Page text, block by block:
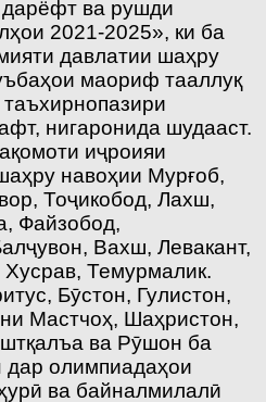
ва рушди
2021-2025», ки ба
давлатии шаҳру
маориф тааллуқ
нигаронида шудааст.
иҷроияи
навоҳии Мурғоб,
Тоҷикобод, Лахш,
Файзобод,
Вахш, Левакант,
Темурмалик.
Бӯстон, Гулистон,
Мастчоҳ, Шаҳристон,
ва Рӯшон ба
дар олимпиадаҳои
ва байналмилалӣ